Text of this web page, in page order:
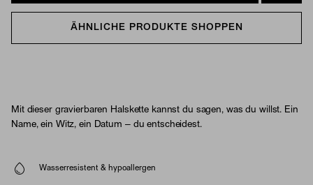
ÄHNLICHE PRODUKTE SHOPPEN
Mit dieser gravierbaren Halskette kannst du sagen, was du willst. Ein
Name, ein Witz, ein Datum – du entscheidest.
Wasserresistent & hypoallergen